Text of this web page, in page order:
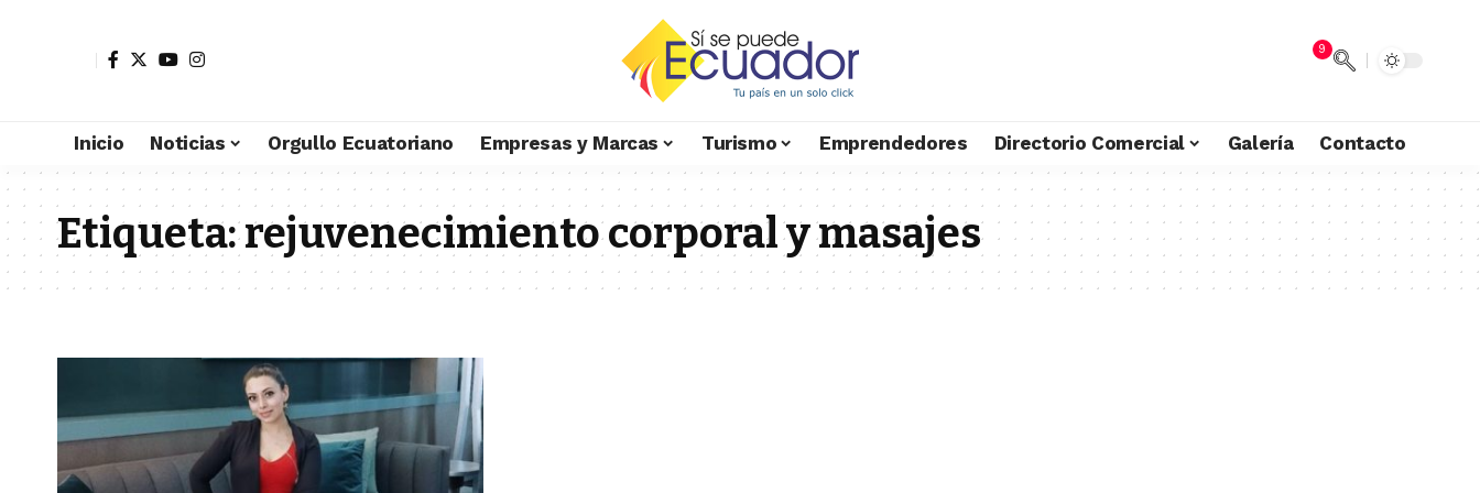
9
Inicio Noticias Orgullo Ecuatoriano Empresas y Marcas Turismo Emprendedores Directorio Comercial Galería Contacto
Etiqueta:rejuvenecimiento corporal y masajes